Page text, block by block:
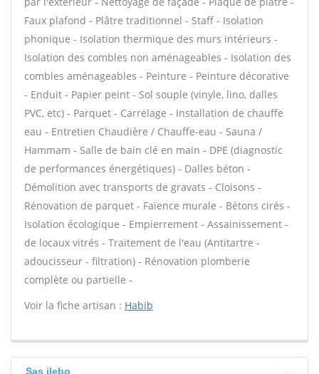
Faux plafond - Plâtre traditionnel - Staff - Isolation
phonique - Isolation thermique des murs intérieurs -
Isolation des combles non aménageables - Isolation des
combles aménageables - Peinture - Peinture décorative
- Enduit - Papier peint - Sol souple (vinyle, lino, dalles
PVC, etc) - Parquet - Carrelage - Installation de chauffe
eau - Entretien Chaudière / Chauffe-eau - Sauna /
Hammam - Salle de bain clé en main - DPE (diagnostic
de performances énergétiques) - Dalles béton -
Démolition avec transports de gravats - Cloisons -
Rénovation de parquet - Faïence murale - Bétons cirés -
Isolation écologique - Empierrement - Assainissement -
de locaux vitrés - Traitement de l'eau (Antitartre -
adoucisseur - filtration) - Rénovation plomberie
complète ou partielle -
Voir la fiche artisan : Habib
Sas ilebo